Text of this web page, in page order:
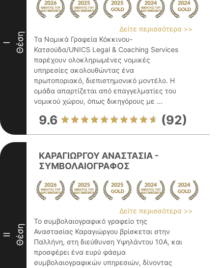
I Θέση
Δείτε περισσότερα >>
Τα Νομικά Γραφεία Κόκκινου-
Κατσούδα/UNICS Legal & Coaching Services
παρέχουν ολοκληρωμένες νομικές
υπηρεσίες ακολουθώντας ένα
πρωτοποριακό, διεπιστημονικό μοντέλο. Η
ομάδα απαρτίζεται από επαγγελματίες του
νομικού χώρου, όπως δικηγόρους με ...
9.6 (92)
II Θέση
ΚΑΡΑΓΙΩΡΓΟΥ ΑΝΑΣΤΑΣΙΑ -
ΣΥΜΒΟΛΑΙΟΓΡΑΦΟΣ
Δείτε περισσότερα >>
Το συμβολαιογραφικό γραφείο της
Αναστασίας Καραγιώργου βρίσκεται στην
Παλλήνη, στη διεύθυνση Υψηλάντου 10Α, και
προσφέρει ένα ευρύ φάσμα
συμβολαιογραφικών υπηρεσιών, δίνοντας